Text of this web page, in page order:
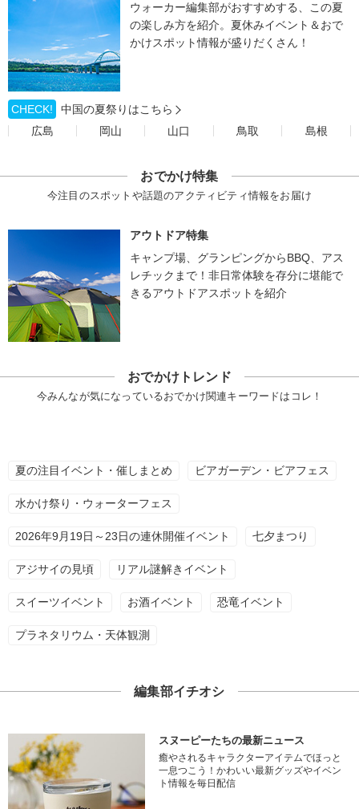
ウォーカー編集部がおすすめする、この夏
の楽しみ方を紹介。夏休みイベント＆おで
かけスポット情報が盛りだくさん！
CHECK!
中国の夏祭りはこちら
広島
岡山 山口 鳥取 島根
おでかけ特集
今注目のスポットや話題のアクティビティ情報をお届け
アウトドア特集
キャンプ場、グランピングからBBQ、アス
レチックまで！非日常体験を存分に堪能で
きるアウトドアスポットを紹介
おでかけトレンド
今みんなが気になっているおでかけ関連キーワードはコレ！
夏の注目イベント・催しまとめ ビアガーデン・ビアフェス
水かけ祭り・ウォーターフェス
2026年9月19日～23日の連休開催イベント 七夕まつり
アジサイの見頃 リアル謎解きイベント
スイーツイベント お酒イベント 恐竜イベント
プラネタリウム・天体観測
編集部イチオシ
スヌーピーたちの最新ニュース
癒やされるキャラクターアイテムでほっと
一息つこう！かわいい最新グッズやイベン
ト情報を毎日配信